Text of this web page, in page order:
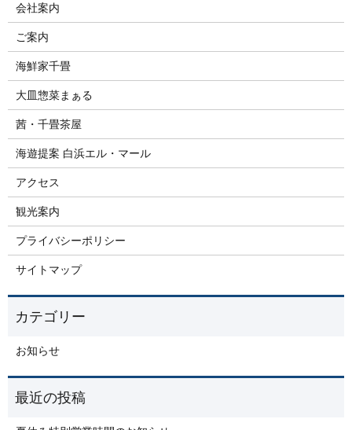
会社案内
ご案内
海鮮家千畳
大皿惣菜まぁる
茜・千畳茶屋
海遊提案 白浜エル・マール
アクセス
観光案内
プライバシーポリシー
サイトマップ
お知らせ